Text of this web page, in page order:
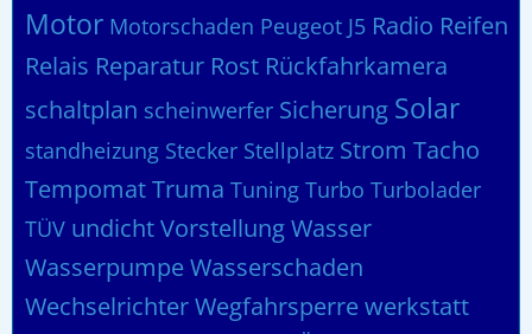
Motor Motorschaden Peugeot J5 Radio Reifen
Relais Reparatur Rost Rückfahrkamera
schaltplan scheinwerfer Sicherung Solar
standheizung Stecker Stellplatz Strom Tacho
TempomatTruma Tuning Turbo Turbolader
TÜV undichtVorstellungWasser
WasserpumpeWasserschaden
WechselrichterWegfahrsperrewerkstatt